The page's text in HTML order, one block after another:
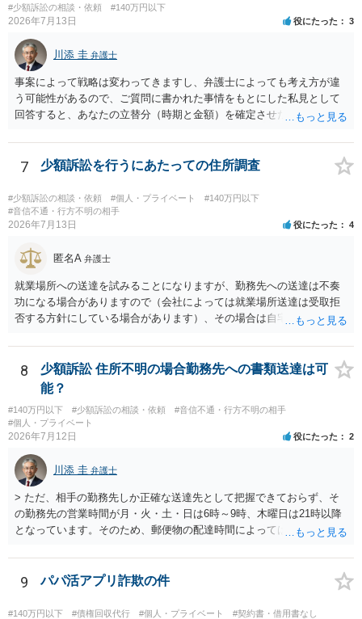
当方に返金の理屈があるかどうかを確認していきます。 さらに、渡し
た金額について、裏付けがあるかどうかも精査します。 上記を経て、
身元の特定、返金の理屈があると判断できるのであれば、まずは交渉
からスタートすることになるでしょう。 ご理解のとおり、詐欺である
ことの立証は簡単ではありません。 刑事事件化が出来るのであれば、
返金交渉で有利になる可能性がありますが、民事上の詐欺の立証以上
に難しいところがあります。 こちらについては、一度、最寄りの警察
署に被害相談をするようにしてください。 具体的な見通しに関して
#少額訴訟の相談・依頼
#140万円以下
2026年7月13日 役にたった 3
川添 圭 弁護士
事案によって戦略は変わってきますし、弁護士によっても考え方が違
う可能性があるので、ご質問に書かれた事情をもとにした私見として
回答すると、あなたの立替分（時期と金額）を確定させた上で、淡々
と、もし異議申立てがなされる可能性が高そうであれば時間の浪費
（通常訴訟へ移行する日数分空転する）になりますし、支払督促及び
その異議後の通常訴訟は相手方の住所地が管轄裁判所になるため（特
に相手方が遠方である場合は）対応が面倒な場合があるからです。相
手方の主張については、和解で減額を考慮すればよいと思います。 な
お、残念ながら、「連絡も返ってこず、返済の目処も立たずで精神的
せん。
7 少額訴訟を行うにあたっての住所調査
#少額訴訟の相談・依頼 #個人・プライベート
#140万円以下
#音信不通・行方不明の相手
2026年7月13日 役にたった 4
匿名A 弁護士
就業場所への送達を試みることになりますが、勤務先への送達は不奏
功になる場合がありますので（会社によっては就業場所送達は受取拒
否する方針にしている場合があります）、その場合は自宅の住所調査
8
少額訴訟 住所不明の場合勤務先への書類送達は可
能？
#140万円以下 #少額訴訟の相談・依頼
#音信不通・行方不明の相手
#個人・プライベート
2026年7月12日 役にたった 2
川添 圭 弁護士
> ただ、相手の勤務先しか正確な送達先として把握できておらず、そ
の勤務先の営業時間が月・火・土・日は6時～9時、木曜日は21時以降
となっています。そのため、郵便物の配達時間によっては受け取りが
夜間の送達を上申するのが基本になりますが、感覚的には郵便局を動
かすには早すぎるので執行官送達を申し立てる必要があるかもしれま
せん。裁判所としては（あまりに特殊すぎて）就業場所送達を認めな
い可能性もありますし、執行官送達には費用もかかりますので、まず
9 パパ活アプリ詐欺の件
#140万円以下 #債権回収代行 #個人・プライベート
#契約書・借用書なし